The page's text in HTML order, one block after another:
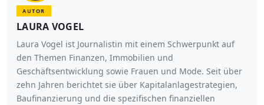
AUTOR
LAURA VOGEL
Laura Vogel ist Journalistin mit einem Schwerpunkt auf
den Themen Finanzen, Immobilien und
Geschäftsentwicklung sowie Frauen und Mode. Seit über
zehn Jahren berichtet sie über Kapitalanlagestrategien,
Baufinanzierung und die spezifischen finanziellen